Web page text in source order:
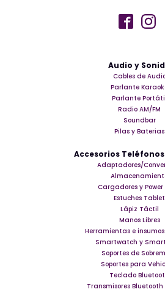
Audio y
Cables de
Parlante
Parlante
Radio AM/FM
Soundbar
Pilas y Baterias
Accesorios
Adaptadores/
Cargadores y Power
Estuches Tablet
Lápiz Táctil
Manos Libres
Herramientas e
Smartwatch y
Soportes de
Soportes para
Teclado
Transmisores Bluetooth